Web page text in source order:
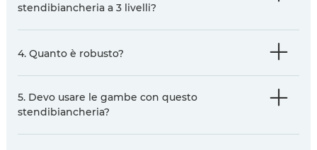
stendibiancheria a 3 livelli?
4. Quanto è robusto?
5. Devo usare le gambe con questo
stendibiancheria?